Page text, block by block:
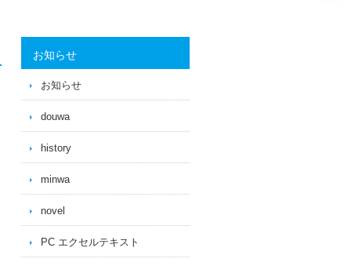
お知らせ
お知らせ
douwa
history
minwa
novel
PC エクセルテキスト